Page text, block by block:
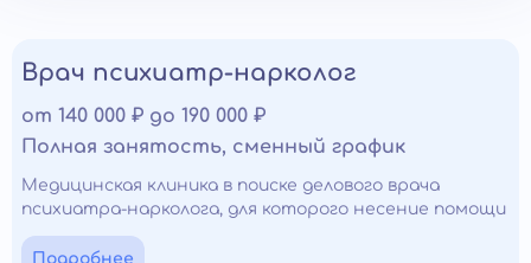
Врач психиатр-нарколог
от 140 000 ₽ до 190 000 ₽
Полная занятость, сменный график
Медицинская клиника в поиске делового врача
психиатра-нарколога, для которого несение помощи
- это призвание. Если вы имеете отличные
профессиональные навыки в своей области и
Подробнее